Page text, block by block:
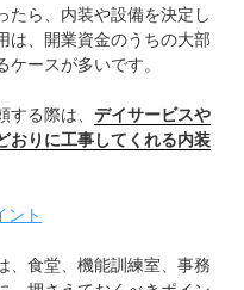
たら、内装や設備を決定し
は、開業資金のうちの大部
ースが多いです。
する際は、デイサービスや
おりに工事してくれる内装
ント
、食堂、機能訓練室、事務